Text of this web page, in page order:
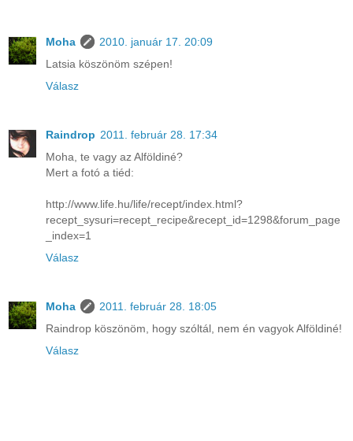
Moha
2010. január 17. 20:09
Latsia köszönöm szépen!
Válasz
Raindrop 2011. február 28. 17:34
Moha, te vagy az Alföldiné?
Mert a fotó a tiéd:
http://www.life.hu/life/recept/index.html?
recept_sysuri=recept_recipe&recept_id=1298&forum_page
_index=1
Válasz
Moha
2011. február 28. 18:05
Raindrop köszönöm, hogy szóltál, nem én vagyok Alföldiné!
Válasz